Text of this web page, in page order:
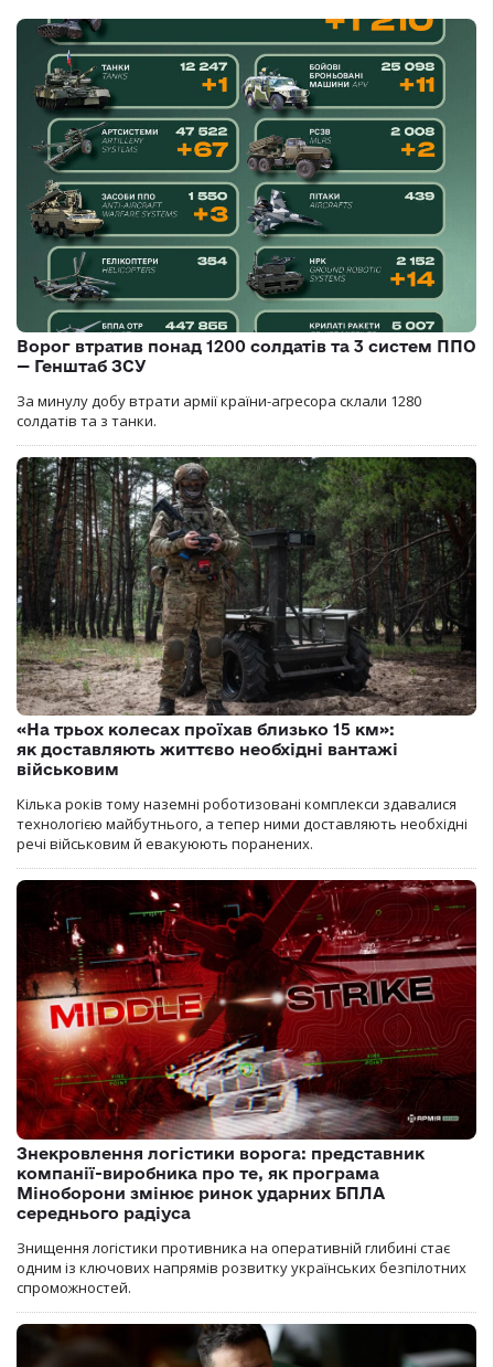
Ворог втратив понад 1200 солдатів та 3 систем ППО
— Генштаб ЗСУ
За минулу добу втрати армії країни-агресора склали 1280
солдатів та з танки.
«На трьох колесах проїхав близько 15 км»:
як доставляють життєво необхідні вантажі
військовим
Кілька років тому наземні роботизовані комплекси здавалися
технологією майбутнього, а тепер ними доставляють необхідні
речі військовим й евакуюють поранених.
Знекровлення логістики ворога: представник
компанії-виробника про те, як програма
Міноборони змінює ринок ударних БПЛА
середнього радіуса
Знищення логістики противника на оперативній глибині стає
одним із ключових напрямів розвитку українських безпілотних
спроможностей.